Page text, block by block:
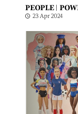
PEOPLE |
23 Apr 2024